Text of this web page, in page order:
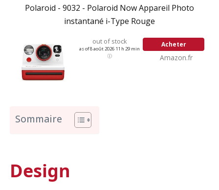
Polaroid - 9032 - Polaroid Now Appareil Photo
instantané i-Type Rouge
out of stock
as of 8 août 2026 11 h 29 min
Acheter
Amazon.fr
Sommaire
Design